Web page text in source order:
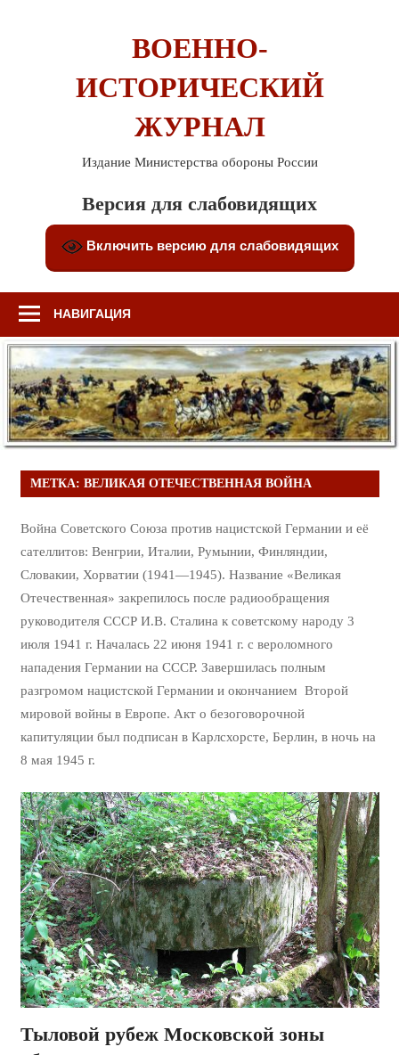
ВОЕННО-
ИСТОРИЧЕСКИЙ
ЖУРНАЛ
Издание Министерства обороны России
Версия для слабовидящих
Включить версию для слабовидящих
НАВИГАЦИЯ
МЕТКА: ВЕЛИКАЯ ОТЕЧЕСТВЕННАЯ ВОЙНА
Война Советского Союза против нацистской Германии и её
сателлитов: Венгрии, Италии, Румынии, Финляндии,
Словакии, Хорватии (1941—1945). Название «Великая
Отечественная» закрепилось после радиообращения
руководителя СССР И.В. Сталина к советскому народу 3
июля 1941 г. Началась 22 июня 1941 г. с вероломного
нападения Германии на СССР. Завершилась полным
разгромом нацистской Германии и окончанием Второй
мировой войны в Европе. Акт о безоговорочной
капитуляции был подписан в Карлсхорсте, Берлин, в ночь на
8 мая 1945 г.
Тыловой рубеж Московской зоны